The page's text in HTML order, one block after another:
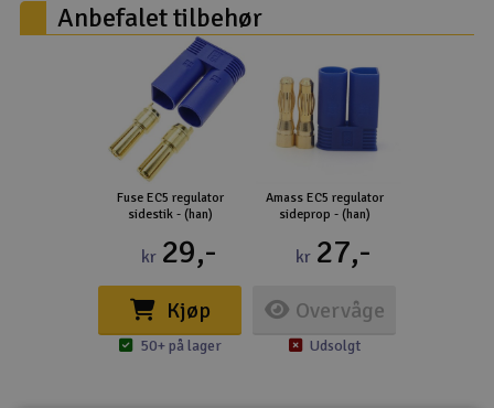
Værktøj, udstyr og tilbehør
Gavekort
Anbefalet tilbehør
Fuse EC5 regulator
sidestik - (han)
kr 29,-
Kjøp
50+ på lager
Amass EC5 regulator
sideprop - (han)
kr 27,-
Overvåge
Udsolgt